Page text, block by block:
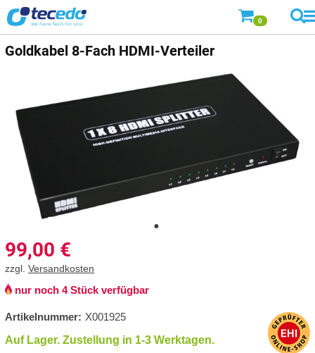
0
Goldkabel 8-Fach HDMI-Verteiler
99,00 €
zzgl. Versandkosten
nur noch 4 Stück verfügbar
Artikelnummer: X001925
Auf Lager. Zustellung in 1-3 Werktagen.